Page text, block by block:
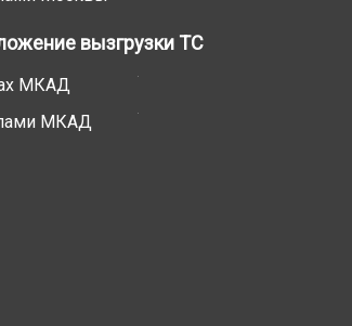
вызгрузки ТС
МКАД
МКАД